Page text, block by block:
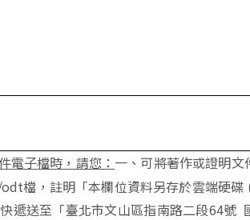
電子檔時，請您： 一、可將著作或證明
檔，註明「本欄位資料另存於雲端硬碟
遞送至「臺北市文山區指南路二段64號